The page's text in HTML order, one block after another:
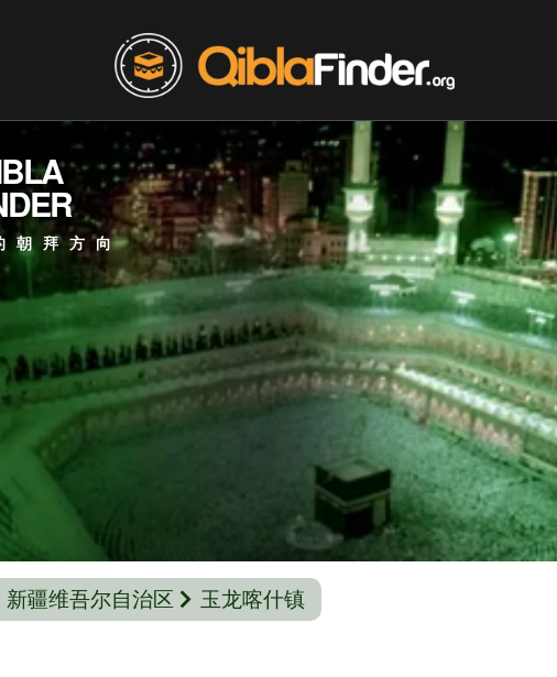
朝拜方向
新疆维吾尔自治区 玉龙喀什镇